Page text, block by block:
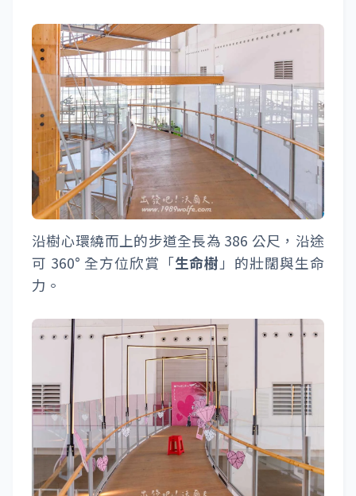
沿樹心環繞而上的步道全長為 386 公尺，沿途
可 360° 全方位欣賞「生命樹」的壯闊與生命
力。